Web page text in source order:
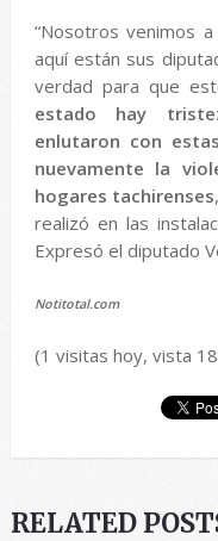
“Nosotros venimos
aquí están sus
verdad para que
estado hay
enlutaron con
nuevamente la
hogares tachirenses
realizó en las
Expresó el diputado
Notitotal.com
(1 visitas hoy, vista
RELATED